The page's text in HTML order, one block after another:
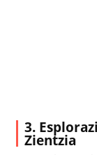
3.
Zientzia